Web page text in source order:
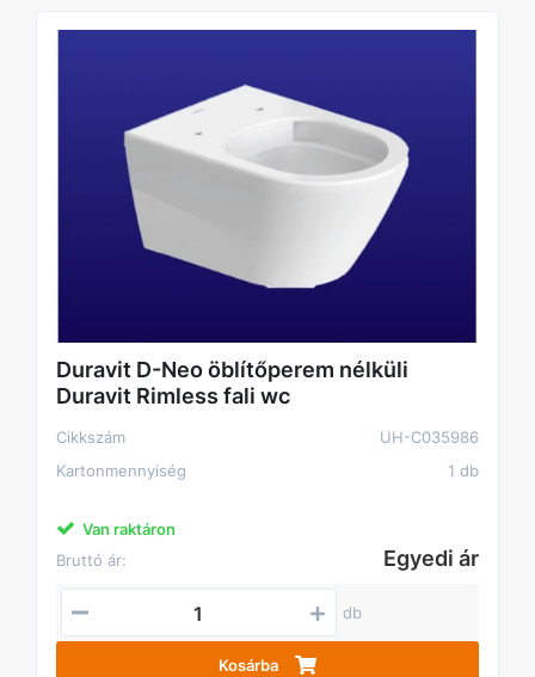
Duravit D-Neo öblítőperem nélküli
Duravit Rimless fali wc
Cikkszám
UH-C035986
Kartonmennyiség
1 db
Van raktáron
Bruttó ár:
Egyedi ár
db
Kosárba